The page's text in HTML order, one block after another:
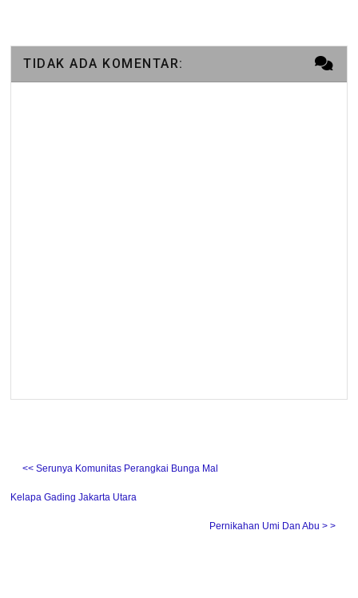
TIDAK ADA KOMENTAR:
˂˂ Serunya Komunitas Perangkai Bunga Mal
Kelapa Gading Jakarta Utara
Pernikahan Umi Dan Abu ˃ ˃